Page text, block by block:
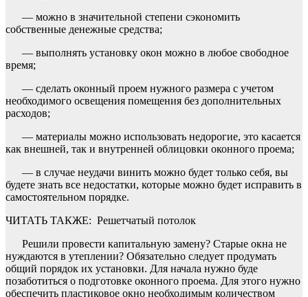
— можно в значительной степени сэкономить
собственные денежные средства;
— выполнять установку окон можно в любое свободное
время;
— сделать оконный проем нужного размера с учетом
необходимого освещения помещения без дополнительных
расходов;
— материалы можно использовать недорогие, это касается
как внешней, так и внутренней облицовки оконного проема;
— в случае неудачи винить можно будет только себя, вы
будете знать все недостатки, которые можно будет исправить в
самостоятельном порядке.
ЧИТАТЬ ТАКЖЕ: Решетчатый потолок
Решили провести капитальную замену? Старые окна не
нуждаются в утеплении? Обязательно следует продумать
общий порядок их установки. Для начала нужно буде
позаботиться о подготовке оконного проема. Для этого нужно
обеспечить пластиковое окно необходимым количеством